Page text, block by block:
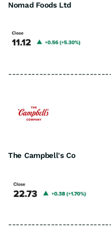
Nomad Foods Ltd
The Campbell's Co